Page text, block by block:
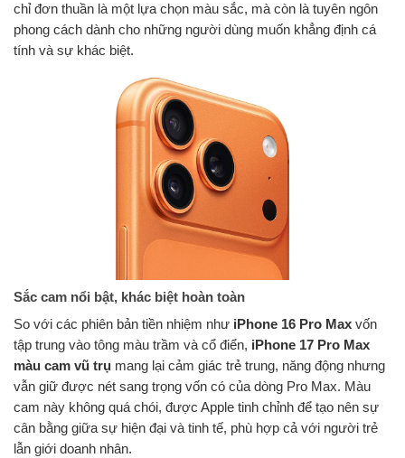
chỉ đơn thuần là một lựa chọn màu sắc, mà còn là tuyên ngôn
phong cách dành cho những người dùng muốn khẳng định cá
tính và sự khác biệt.
Sắc cam nổi bật, khác biệt hoàn toàn
So với các phiên bản tiền nhiệm như iPhone 16 Pro Max vốn
tập trung vào tông màu trầm và cổ điển, iPhone 17 Pro Max
màu cam vũ trụ mang lại cảm giác trẻ trung, năng động nhưng
vẫn giữ được nét sang trọng vốn có của dòng Pro Max. Màu
cam này không quá chói, được Apple tinh chỉnh để tạo nên sự
cân bằng giữa sự hiện đại và tinh tế, phù hợp cả với người trẻ
lẫn giới doanh nhân.